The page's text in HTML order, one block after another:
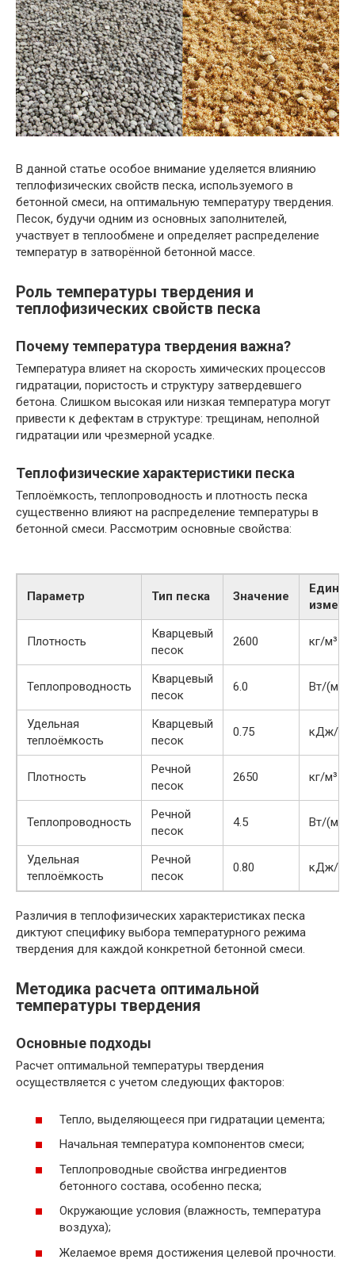
В данной статье особое внимание уделяется влиянию
теплофизических свойств песка, используемого в
бетонной смеси, на оптимальную температуру твердения.
Песок, будучи одним из основных заполнителей,
участвует в теплообмене и определяет распределение
температур в затворённой бетонной массе.
Роль температуры твердения и
теплофизических свойств песка
Почему температура твердения важна?
Температура влияет на скорость химических процессов
гидратации, пористость и структуру затвердевшего
бетона. Слишком высокая или низкая температура могут
привести к дефектам в структуре: трещинам, неполной
гидратации или чрезмерной усадке.
Теплофизические характеристики песка
Теплоёмкость, теплопроводность и плотность песка
существенно влияют на распределение температуры в
бетонной смеси. Рассмотрим основные свойства:
Параметр Тип песка Значение
Плотность
Кварцевый
песок
2600 кг/м³
Теплопроводность
Кварцевый
песок
6.0 Вт/(м·К)
Удельная
теплоёмкость
Кварцевый
песок
0.75 кДж/
Плотность
Речной
песок
2650 кг/м³
Теплопроводность
Речной
песок
4.5 Вт/(м·К)
Удельная
теплоёмкость
Речной
песок
0.80 кДж/
Различия в теплофизических характеристиках песка
диктуют специфику выбора температурного режима
твердения для каждой конкретной бетонной смеси.
Методика расчета оптимальной
температуры твердения
Основные подходы
Расчет оптимальной температуры твердения
осуществляется с учетом следующих факторов:
Тепло, выделяющееся при гидратации цемента;
Начальная температура компонентов смеси;
Теплопроводные свойства ингредиентов
бетонного состава, особенно песка;
Окружающие условия (влажность, температура
воздуха);
Желаемое время достижения целевой прочности.